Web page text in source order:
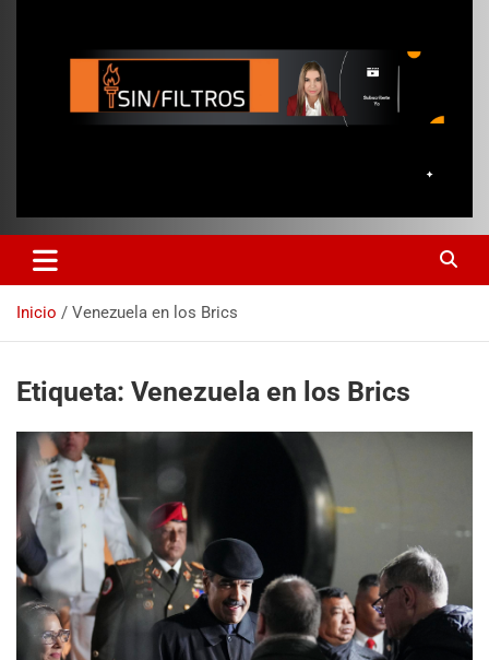
Inicio Venezuela en los Brics
Etiqueta: Venezuela en los Brics